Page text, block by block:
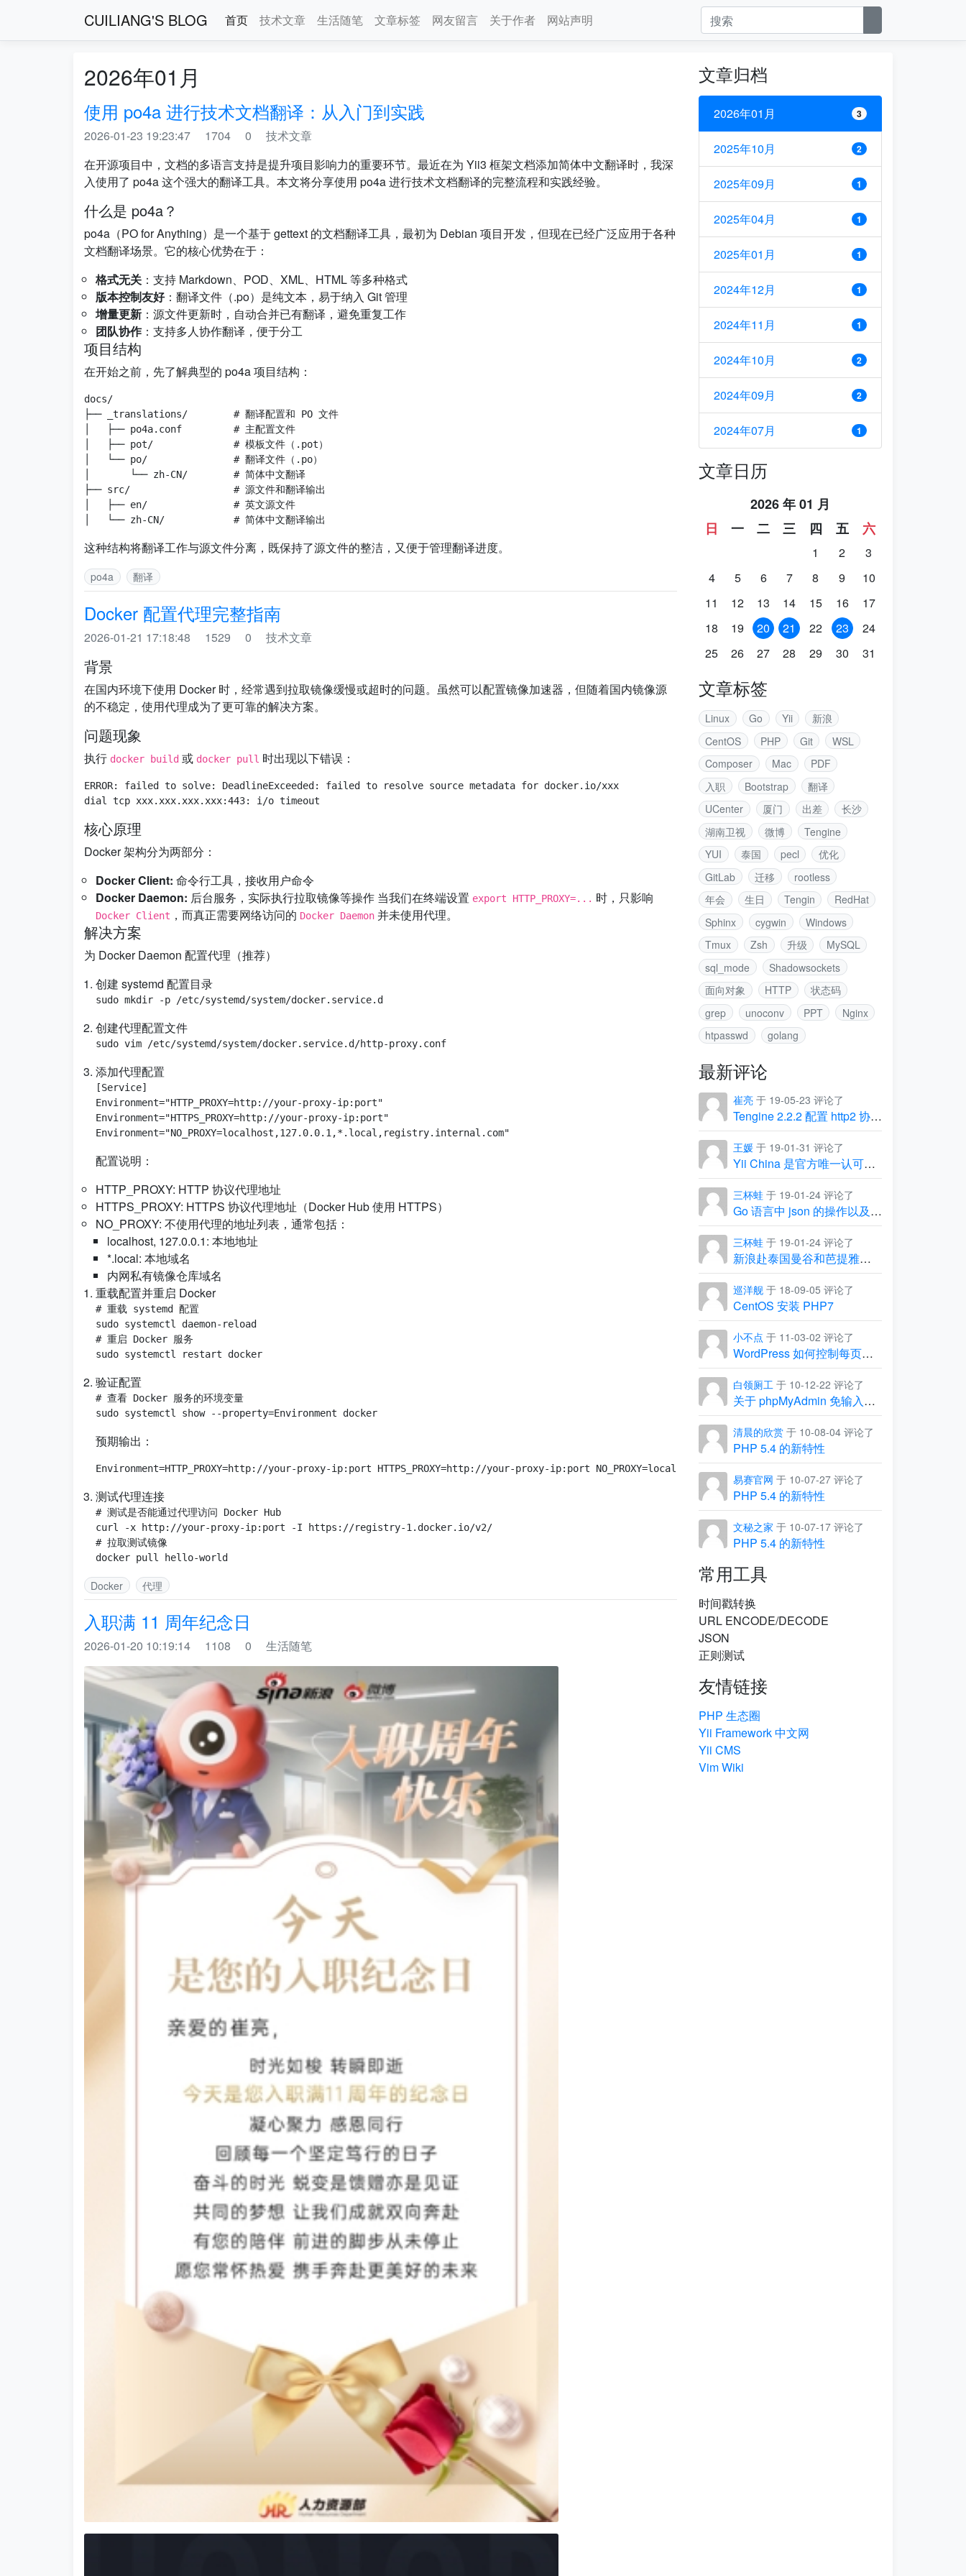
CUILIANG'S BLOG 首页 技术文章 生活随笔 文章标签 网友留言 关于作者 网站声明
2026年01月
使用 po4a 进行技术文档翻译：从入门到实践
2026-01-23 19:23:47 1704 0
技术文章
在开源项目中，文档的多语言支持是提升项目影响力的重要环节。最近在为 Yii3 框架文档添加简体中文翻译时，我深
入使用了 po4a 这个强大的翻译工具。本文将分享使用 po4a 进行技术文档翻译的完整流程和实践经验。
什么是 po4a？
po4a（PO for Anything）是一个基于 gettext 的文档翻译工具，最初为 Debian 项目开发，但现在已经广泛应用于各种
文档翻译场景。它的核心优势在于：
格式无关 ：支持 Markdown、POD、XML、HTML 等多种格式
版本控制友好：翻译文件（.po）是纯文本，易于纳入 Git 管理
增量更新 ：源文件更新时，自动合并已有翻译，避免重复工作
团队协作：支持多人协作翻译，便于分工
项目结构
在开始之前，先了解典型的 po4a 项目结构：
docs/
├── _translations/        # 翻译配置和 PO 文件
│   ├── po4a.conf         # 主配置文件
│   ├── pot/              # 模板文件（.pot）
│   └── po/               # 翻译文件（.po）
│       └── zh-CN/        # 简体中文翻译
├── src/                  # 源文件和翻译输出
│   ├── en/               # 英文源文件
这种结构将翻译工作与源文件分离，既保持了源文件的整洁，又便于管理翻译进度。
po4a 翻译
Docker 配置代理完整指南
2026-01-21 17:18:48 1529 0 技术文章
背景
在国内环境下使用 Docker 时，经常遇到拉取镜像缓慢或超时的问题。虽然可以配置镜像加速器，但随着国内镜像源
的不稳定，使用代理成为了更可靠的解决方案。
问题现象
执行 docker build 或 docker pull 时出现以下错误：
ERROR: failed to solve: DeadlineExceeded: failed to resolve source metadata for docker.io/xxx
核心原理
Docker 架构分为两部分：
Docker Client: 命令行工具，接收用户命令
Docker Daemon: 后台服务，实际执行拉取镜像等操作 当我们在终端设置 export HTTP_PROXY=... 时，只影响
Docker Client ，而真正需要网络访问的 Docker Daemon 并未使用代理。
解决方案
为 Docker Daemon 配置代理（推荐）
创建 systemd 配置目录
创建代理配置文件
添加代理配置
[Service]
Environment="HTTP_PROXY=http://your-proxy-ip:port"
Environment="HTTPS_PROXY=http://your-proxy-ip:port"
配置说明：
HTTP_PROXY: HTTP 协议代理地址
HTTPS_PROXY: HTTPS 协议代理地址（Docker Hub 使用 HTTPS）
NO_PROXY: 不使用代理的地址列表，通常包括：
localhost, 127.0.0.1: 本地地址
*.local: 本地域名
内网私有镜像仓库域名
重载配置并重启 Docker
# 重载 systemd 配置
sudo systemctl daemon-reload
# 重启 Docker 服务
验证配置
# 查看 Docker 服务的环境变量
预期输出：
测试代理连接
# 测试是否能通过代理访问 Docker Hub
curl -x http://your-proxy-ip:port -I https://registry-1.docker.io/v2/
# 拉取测试镜像
Docker 代理
入职满 11 周年纪念日
2026-01-20 10:19:14 1108 0 生活随笔
文章归档
2026年01月 3
2025年10月 2
2025年09月 1
2025年04月 1
2025年01月 1
2024年12月 1
2024年11月 1
2024年10月 2
2024年09月 2
2024年07月 1
文章日历
2026 年 01 月
日
一 二 三 四 五 六
1 2
3
4
5 6 7 8 9
10
11
12 13 14 15 16
17
18
19 20 21 22 23
24
25
26 27 28 29 30 31
文章标签
Linux Go Yii
新浪
CentOS
PHP Git
WSL
Composer
Mac
PDF
入职
Bootstrap
翻译
UCenter
厦门 出差
长沙
湖南卫视
微博
Tengine
YUI
泰国 pecl
优化
GitLab
迁移
rootless
年会
生日 Tengin
RedHat
Sphinx
cygwin
Windows
Tmux
Zsh 升级
MySQL
sql_mode
Shadowsockets
面向对象
HTTP
状态码
grep
unoconv PPT
Nginx
htpasswd
golang
最新评论
崔亮 于 19-05-23 评论了
Tengine 2.2.2 配置 http2 协议出现的坑
王媛 于 19-01-31 评论了
Yii China 是官方唯一认可的中文社区
三杯蛙 于 19-01-24 评论了
Go 语言中 json 的操作以及常见问题
三杯蛙 于 19-01-24 评论了
新浪赴泰国曼谷和芭提雅团建
巡洋舰 于 18-09-05 评论了
CentOS 安装 PHP7
小不点 于 11-03-02 评论了
WordPress 如何控制每页显示的条数
白领厕工 于 10-12-22 评论了
关于 phpMyAdmin 免输入用户名和密码，直接进入管理界面
清晨的欣赏 于 10-08-04 评论了
PHP 5.4 的新特性
易赛官网 于 10-07-27 评论了
PHP 5.4 的新特性
文秘之家 于 10-07-17 评论了
PHP 5.4 的新特性
常用工具
时间戳转换
URL ENCODE/DECODE
JSON
正则测试
友情链接
PHP 生态圈
Yii Framework 中文网
Yii CMS
Vim Wiki